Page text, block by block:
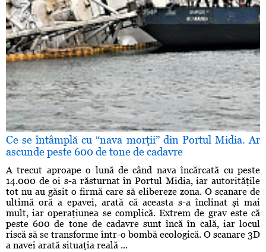
Ce se întâmplă cu “nava morţii” din Portul Midia. Ar
ascunde peste 600 de tone de cadavre
A trecut aproape o lună de când nava încărcată cu peste
14.000 de oi s-a răsturnat în Portul Midia, iar autorităţile
tot nu au găsit o firmă care să elibereze zona. O scanare de
ultimă oră a epavei, arată că aceasta s-a înclinat şi mai
mult, iar operaţiunea se complică. Extrem de grav este că
peste 600 de tone de cadavre sunt încă în cală, iar locul
riscă să se transforme într-o bombă ecologică. O scanare 3D
a navei arată situaţia reală ...